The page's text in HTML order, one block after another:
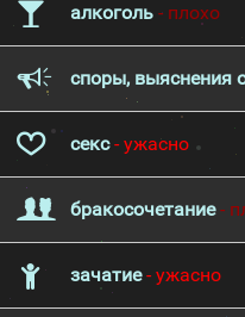
алкоголь - плохо
споры, выяснения
секс- ужасно
бракосочетание-
зачатие- ужасно